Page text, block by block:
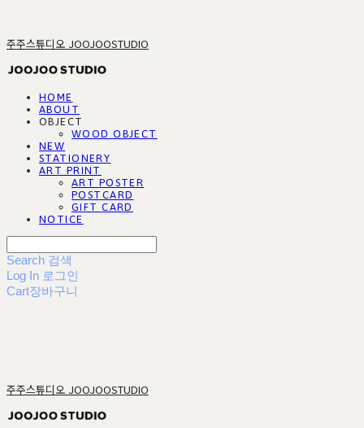
주주스튜디오 JOOJOOSTUDIO
HOME
ABOUT
OBJECT
WOOD OBJECT
NEW
STATIONERY
ART PRINT
ART POSTER
POSTCARD
GIFT CARD
NOTICE
Search 검색
Log In 로그인
Cart장바구니
주주스튜디오 JOOJOOSTUDIO